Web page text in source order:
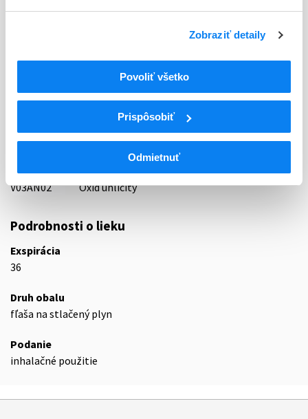
Zobraziť detaily
Povoliť všetko
Prispôsobiť
Odmietnuť
Držiteľ, krajina
Indikačná skupina
Rôzne (vária)
V03
Všetky ostatné liečivá
Všetky ostatné liečivá
V03AN
Medicinálne plyny
V03AN02
Oxid uhličitý
Podrobnosti o lieku
Exspirácia
36
Druh obalu
fľaša na stlačený plyn
Podanie
inhalačné použitie